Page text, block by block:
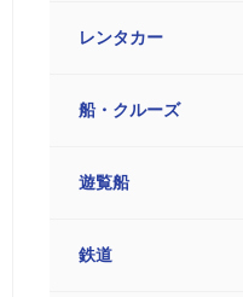
レンタカー
船・クルーズ
遊覧船
鉄道